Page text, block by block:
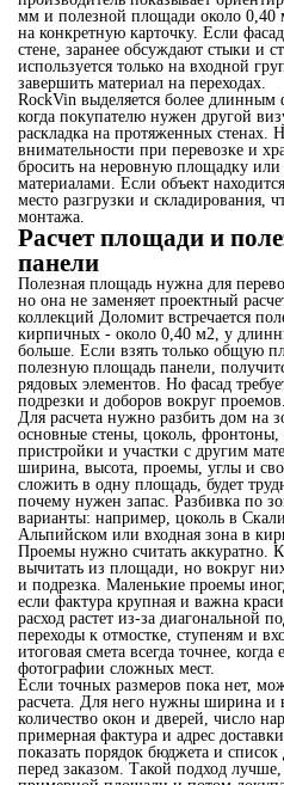
мм и полезной площади около 0,40
на конкретную карточку. Если
стене, заранее обсуждают стыки и
используется только на входной
завершить материал на переходах.
RockVin выделяется более длинным
когда покупателю нужен другой
раскладка на протяженных стенах.
внимательности при перевозке и
бросить на неровную площадку
материалами. Если объект
место разгрузки и складирования,
монтажа.
Расчет площади и
панели
Полезная площадь нужна для
но она не заменяет проектный
коллекций Доломит встречается
кирпичных - около 0,40 м2, у
больше. Если взять только общую
полезную площадь панели,
рядовых элементов. Но фасад
подрезки и доборов вокруг проемов.
Для расчета нужно разбить дом на
основные стены, цоколь, фронтоны,
пристройки и участки с другим
ширина, высота, проемы, углы и
сложить в одну площадь, будет
почему нужен запас. Разбивка по
варианты: например, цоколь в
Альпийском или входная зона в
Проемы нужно считать аккуратно.
вычитать из площади, но вокруг
и подрезка. Маленькие проемы
если фактура крупная и важна
расход растет из-за диагональной
переходы к отмостке, ступеням и
итоговая смета всегда точнее,
фотографии сложных мест.
Если точных размеров пока нет,
расчета. Для него нужны ширина и
количество окон и дверей, число
примерная фактура и адрес
показать порядок бюджета и
перед заказом. Такой подход